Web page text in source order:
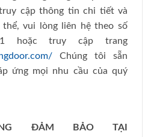
cập thông tin chi tiết và
vui lòng liên hệ theo số
hoặc truy cập trang
Chúng tôi sẵn
ứng mọi nhu cầu của quý
ĐẢM BẢO TẠI